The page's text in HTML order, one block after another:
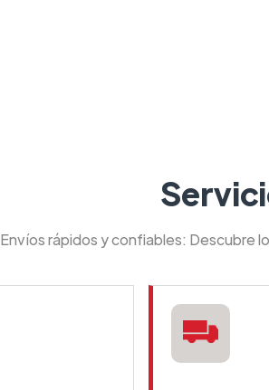
Envíos rápidos y confiables: Descubre